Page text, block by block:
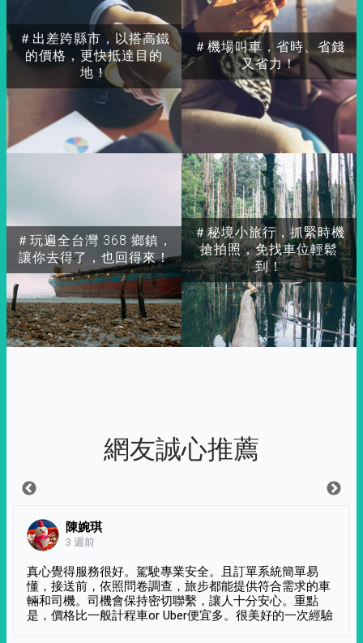
＃出差跨縣市，以搭高鐵
的價格，更快抵達目的
地！
＃玩遍全台灣 368 鄉鎮，
讓你去得了，也回得來！
＃秘境小旅行，抓緊時機
搶拍照，免找車位輕鬆
到！
＃機場叫車，省時、省錢
又省力！
網友誠心推薦
陳婉琪
3 週前
真心覺得服務很好。駕駛專業安全。且訂單系統簡單易
懂，接送前，依照問卷調查，旅步都能提供符合需求的車
輛和司機。司機會保持密切聯繫，讓人十分安心。重點
是，價格比一般計程車or Uber便宜多。很美好的一次經驗